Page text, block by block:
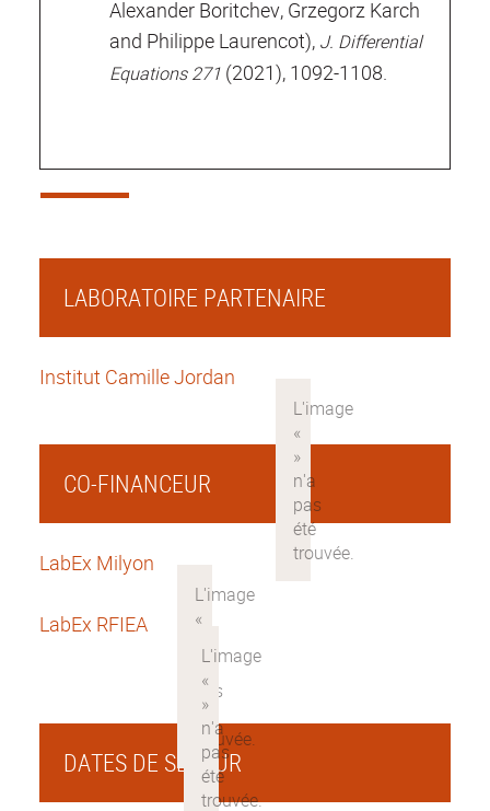
Alexander Boritchev, Grzegorz Karch
and Philippe Laurencot), J. Differential
Equations 271 (2021), 1092-1108.
LABORATOIRE PARTENAIRE
Institut Camille Jordan
CO-FINANCEUR
LabEx Milyon
LabEx RFIEA
DATES DE SEJOUR